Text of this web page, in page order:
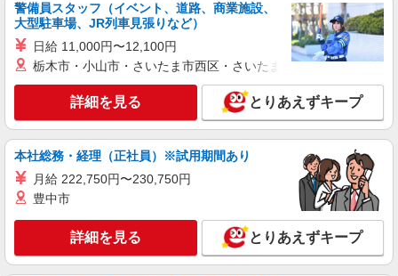
派遣社員
株式会社シエロ
【楽天モバイル】人気機種に詳しくなれる携帯
販売
時給1500円〜 ※残業代支給 ★交通費別途支給
（規定あり） ゜+゜・。○。・゜+゜・。○。・゜
+゜ 入社祝い金10万円支給(規定有) お友達を紹介
頂くと, インセンティブ支給(規定有) ★月2回払
い・週払い可能（規程有）★ ゜・。○。・゜
+゜・。○。・゜+゜
静岡県浜松市浜名区の携帯ショップ
キープ 詳細を見る
株式会社ヤマダデンキ テックランドサンストリート浜北店（仮
称） W99575
販売兼レジ等店内業務 A7010
警備員スタッフ（イベント、道路、商業施設、
大型駐車場、JR列車見張りなど）
日給 11,000円〜12,100円
栃木市・小山市・さいたま市西区・さいたま市岩槻区・久喜市・
詳細を見る とりあえずキープ
本社総務・経理（正社員）※試用期間あり
月給 222,750円〜230,750円
豊中市
詳細を見る とりあえずキープ